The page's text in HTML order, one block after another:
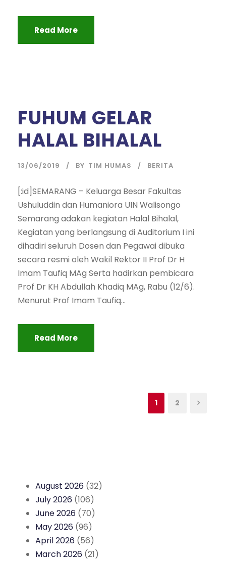
Read More
FUHUM GELAR
HALAL BIHALAL
13/06/2019 BY TIM HUMAS BERITA
[:id]SEMARANG – Keluarga Besar Fakultas
Ushuluddin dan Humaniora UIN Walisongo
Semarang adakan kegiatan Halal Bihalal,
Kegiatan yang berlangsung di Auditorium I ini
dihadiri seluruh Dosen dan Pegawai dibuka
secara resmi oleh Wakil Rektor II Prof Dr H
Imam Taufiq MAg Serta hadirkan pembicara
Prof Dr KH Abdullah Khadiq MAg, Rabu (12/6).
Menurut Prof Imam Taufiq...
Read More
1 2
August 2026 (32)
July 2026 (106)
June 2026 (70)
May 2026 (96)
April 2026 (56)
March 2026 (21)